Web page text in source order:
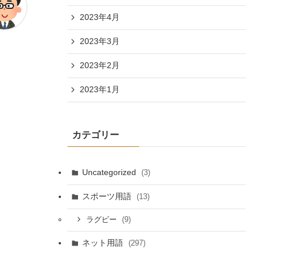
2023年4月
2023年3月
2023年2月
2023年1月
カテゴリー
Uncategorized (3)
スポーツ用語 (13)
ラグビー (9)
ネット用語 (297)